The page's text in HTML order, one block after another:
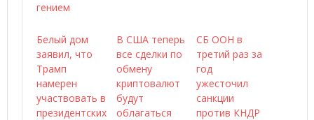
гением
Белый дом
заявил, что
Трамп
намерен
участвовать в
президентских
В США теперь
все сделки по
обмену
криптовалют
будут
облагаться
СБ ООН в
третий раз за
год
ужесточил
санкции
против КНДР